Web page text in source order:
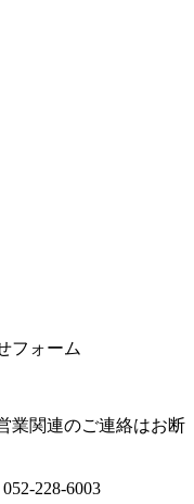
フォーム
関連のご連絡はお断
228-6003